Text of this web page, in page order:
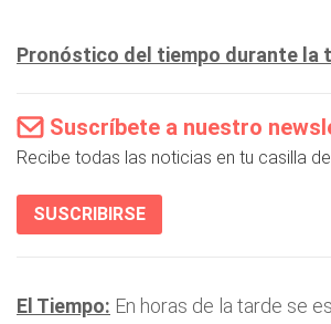
Pronóstico del tiempo durante la
Suscríbete a nuestro
Recibe todas las noticias en tu casilla
SUSCRIBIRSE
El Tiempo: En horas de la tarde se